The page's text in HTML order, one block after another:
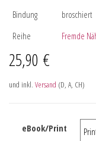
Bindung
broschiert
Reihe
Fremde
25,90 €
und inkl. Versand (D, A, CH)
eBook/Print